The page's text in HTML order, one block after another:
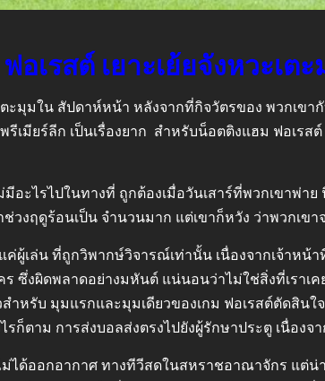
อเรสต์ เยาะเย้ยจังหวะเ
ะมุมใน สัปดาห์หน้า หลังจากที่กิจวัตรของ พวกเข
เมียร์ลีก เป็นเรื่องยาก สำหรับน็อตติงแฮม ฟอเรส
อะไรไปในทางที่ ถูกต้องเมื่อวันเสาร์ที่พวกเขาพ่า
วงฤดูร้อนเป็น จำนวนมาก แต่เขาก็หวัง ว่าพวกเข
ค่ผู้เล่น ที่ถูกวิพากษ์วิจารณ์เท่านั้น เนื่องจากเจ้าหน้
ร ซึ่งผิดพลาดอย่างมหันต์ แน่นอนว่าไม่ใช่สิ่งที่เราเ
สำหรับ มุมแรกและมุมเดียวของเกม ฟอเรสต์ตัดสิน
รก็ตาม การส่งบอลส่งตรงไปยังผู้รักษาประตู เนื่อง
ม่ได้ออกอากาศ ทางทีวีสดในสหราชอาณาจักร แต่น่